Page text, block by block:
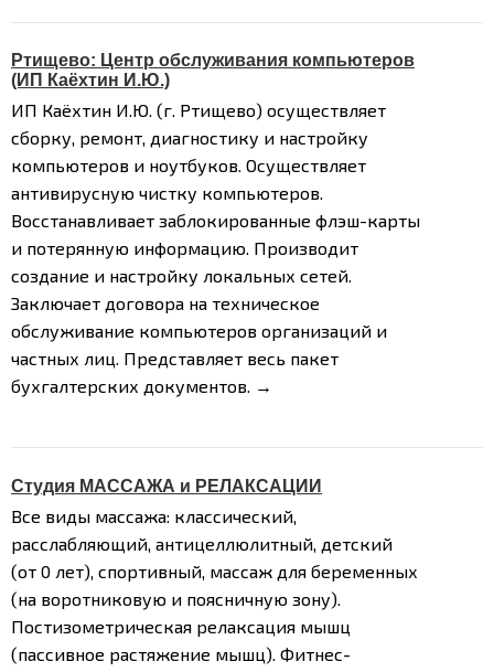
Ртищево: Центр обслуживания компьютеров
(ИП Каёхтин И.Ю.)
ИП Каёхтин И.Ю. (г. Ртищево) осуществляет
сборку, ремонт, диагностику и настройку
компьютеров и ноутбуков. Осуществляет
антивирусную чистку компьютеров.
Восстанавливает заблокированные флэш-карты
и потерянную информацию. Производит
создание и настройку локальных сетей.
Заключает договора на техническое
обслуживание компьютеров организаций и
частных лиц. Представляет весь пакет
бухгалтерских документов. →
Студия МАССАЖА и РЕЛАКСАЦИИ
Все виды массажа: классический,
расслабляющий, антицеллюлитный, детский
(от 0 лет), спортивный, массаж для беременных
(на воротниковую и поясничную зону).
Постизометрическая релаксация мышц
(пассивное растяжение мышц). Фитнес-